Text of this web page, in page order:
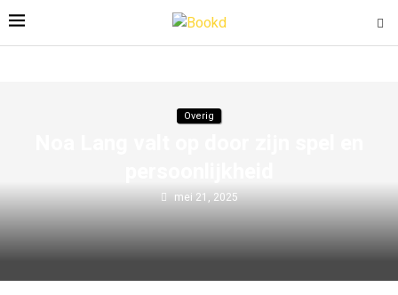
Overig
mei 21, 2025